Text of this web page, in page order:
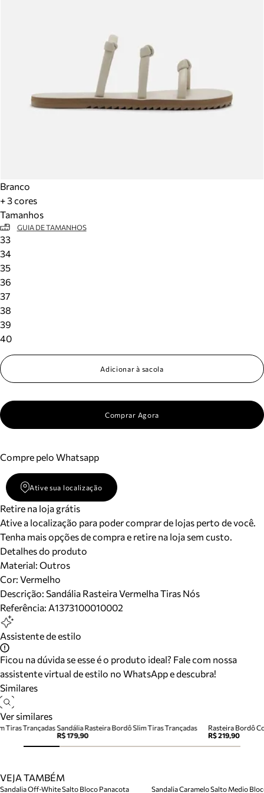
Branco
+ 3 cores
Tamanhos
GUIA DE TAMANHOS
33
34
35
36
37
38
39
40
Adicionar à sacola
Comprar Agora
Compre pelo Whatsapp
Ative sua localização
Retire na loja grátis
Ative a localização para poder comprar de lojas perto de você.
Tenha mais opções de compra e retire na loja sem custo.
Detalhes do produto
Material: Outros
Cor: Vermelho
Descrição: Sandália Rasteira Vermelha Tiras Nós
Referência: A1373100010002
Assistente de estilo
Ficou na dúvida se esse é o produto ideal? Fale com nossa
assistente virtual de estilo no WhatsApp e descubra!
Similares
Ver similares
Sandália Rasteira Bordô Slim Tiras Trançadas
R$ 179,90
Rasteira Bordô
R$ 219,90
Tiras Trançadas
VEJA TAMBÉM
Sandalia Off-White Salto Bloco Panacota